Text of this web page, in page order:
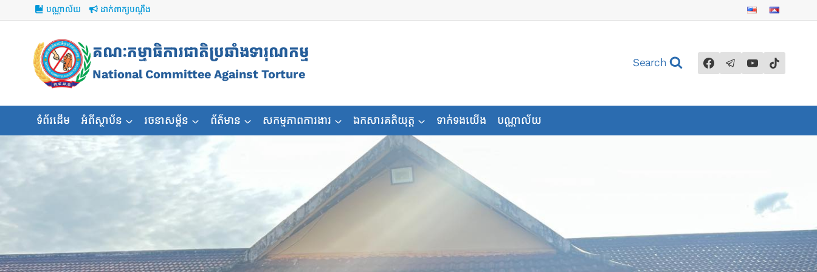
to
content
បណ្ណាល័យ ដាក់ពាក្យបណ្ដឹង
គណៈកម្មាធិការជាតិប្រឆាំងទារុណកម្ម
National Committee Against Torture
Search
ទំព័រដើម អំពីស្ថាប័ន រចនាសម្ព័ន ព័ត៌មាន សកម្មភាពការងារ ឯកសារគតិយុត្ត ទាក់ទងយើង បណ្ណាល័យ